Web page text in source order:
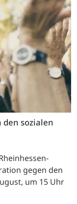
den sozialen
gegen den
um 15 Uhr